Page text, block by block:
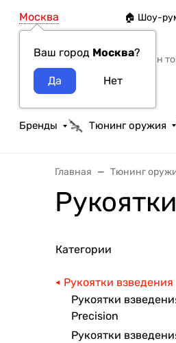
Москва
Ваш город Москва?
🏠 Шоу-
Интернет-магазин
тактики и охоты
Бренды Тюнинг оружия
Главная Тюнинг
Категории
Рукоятки взведения
Рукоятки
Precision
Рукоятки